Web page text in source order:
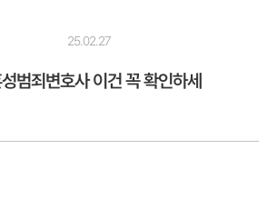
25.02.27
범죄변호사 이건 꼭 확인하세